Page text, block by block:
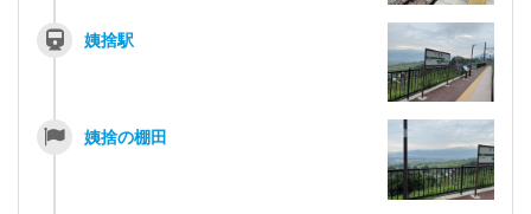
姨捨駅
姨捨の棚田